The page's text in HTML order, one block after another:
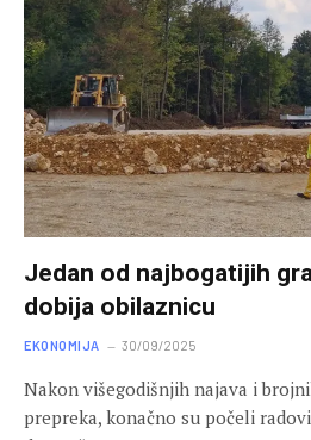
Jedan od najbogatijih
dobija obilaznicu
EKONOMIJA 30/09/2025
Nakon višegodišnjih najava i
prepreka, konačno su počeli